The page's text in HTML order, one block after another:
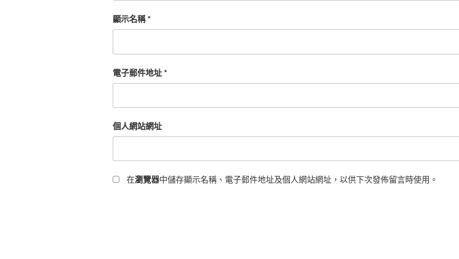
顯示名稱*
電子郵件地址*
個人網站網址
在瀏覽器中儲存顯示名稱、電子郵件地址及個人網站網址，以供下次發佈留言時使用。